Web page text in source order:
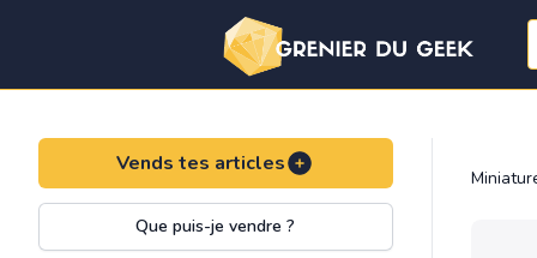
Vends tes articles
Que puis-je vendre ?